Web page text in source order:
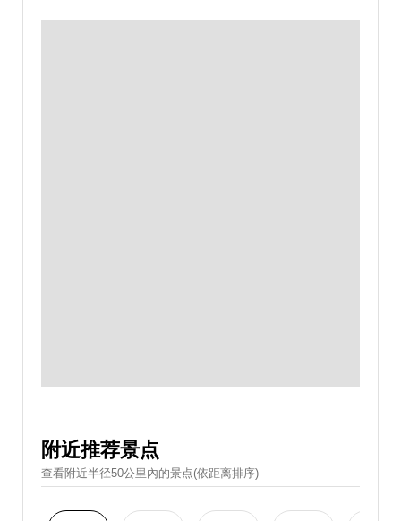
附近推荐景点
查看附近半径50公里內的景点(依距离排序)